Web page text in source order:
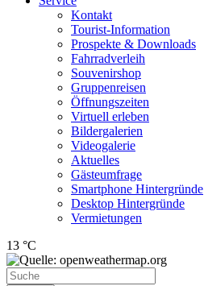
Kontakt
Tourist-Information
Prospekte & Downloads
Fahrradverleih
Souvenirshop
Gruppenreisen
Öffnungszeiten
Virtuell erleben
Bildergalerien
Videogalerie
Aktuelles
Gästeumfrage
Smartphone Hintergründe
Desktop Hintergründe
Vermietungen
13 °C